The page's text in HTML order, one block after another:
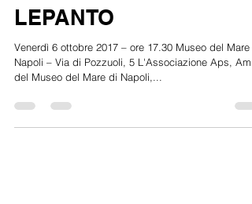
LE BATTAGLIE DI
LEPANTO
Venerdì 6 ottobre 2017 – ore 17.30 Museo del Mare
del Museo del Mare di Napoli,...